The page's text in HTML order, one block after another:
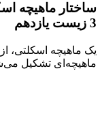
3 زیست یازدهم
یک ماهیچه اسکلتی،
ماهیچه‌ای تشکیل